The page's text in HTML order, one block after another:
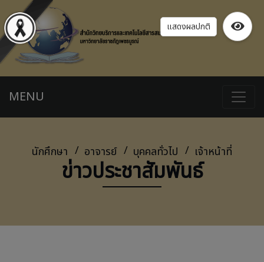
แสดงผลปกติ
MENU
นักศึกษา อาจารย์ บุคคลทั่วไป เจ้าหน้าที่
ข่าวประชาสัมพันธ์